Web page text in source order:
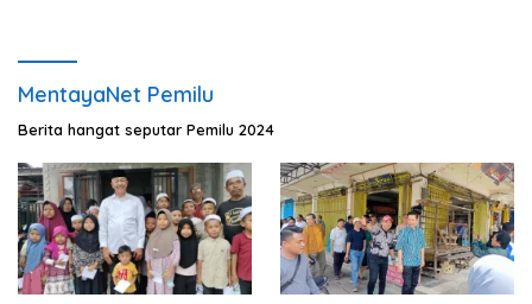
MentayaNet Pemilu
Berita hangat seputar Pemilu 2024